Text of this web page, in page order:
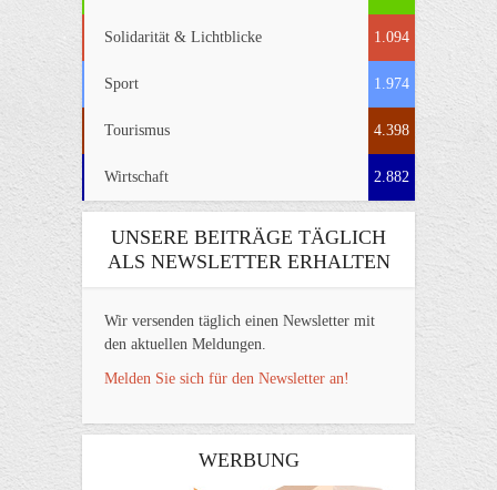
Solidarität & Lichtblicke 1.094
Sport 1.974
Tourismus 4.398
Wirtschaft 2.882
UNSERE BEITRÄGE TÄGLICH
ALS NEWSLETTER ERHALTEN
Wir versenden täglich einen Newsletter mit
den aktuellen Meldungen.
Melden Sie sich für den Newsletter an!
WERBUNG